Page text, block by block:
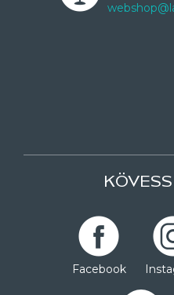
Facebook